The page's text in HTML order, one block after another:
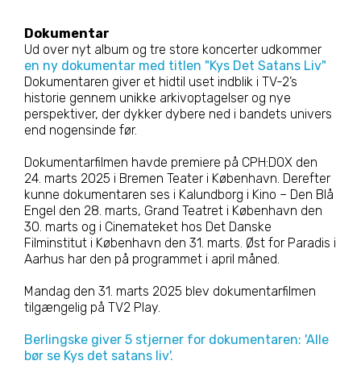
Dokumentar
Ud over nyt album og tre store koncerter udkommer
en ny dokumentar med titlen "Kys Det Satans Liv"
Dokumentaren giver et hidtil uset indblik i TV-2’s
historie gennem unikke arkivoptagelser og nye
perspektiver, der dykker dybere ned i bandets univers
end nogensinde før.
Dokumentarfilmen havde premiere på CPH:DOX den
24. marts 2025 i Bremen Teater i København. Derefter
kunne dokumentaren ses i Kalundborg i Kino – Den Blå
Engel den 28. marts, Grand Teatret i København den
30. marts og i Cinemateket hos Det Danske
Filminstitut i København den 31. marts. Øst for Paradis i
Aarhus har den på programmet i april måned.
Mandag den 31. marts 2025 blev dokumentarfilmen
tilgængelig på TV2 Play.
Berlingske giver 5 stjerner for dokumentaren: 'Alle
bør se Kys det satans liv'.